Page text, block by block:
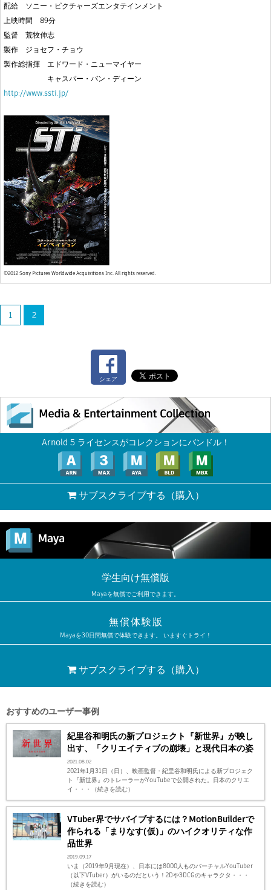
配給 ソニー・ピクチャーズエンタテインメント
上映時間 89分
監督 荒牧伸志
製作 ジョセフ・チョウ
製作総指揮 エドワード・ニューマイヤー
キャスパー・バン・ディーン
http://www.ssti.jp/
©2012 Sony Pictures Worldwide Acquisitions Inc. All rights reserved.
1 2
シェア
Arnold 5 ライセンスがコレクションにバンドル！
サブスクライブする （購入）
学生向け無償版
Mayaを無償でご利用できます。
無償体験版
Mayaを30日間無償で体験できます。 いますぐトライ！
サブスクライブする （購入）
おすすめのユーザー事例
紀里谷和明氏の新プロジェクト『新世界』が映し
出す、「クリエイティブの崩壊」と現代日本の姿
2021.08.02
2021年1月31日（日）、映画監督・紀里谷和明氏による新プロジェク
ト『新世界』のトレーラーがYouTubeで公開された。日本のクリエ
イ・・・（続きを読む）
VTuber界でサバイブするには？MotionBuilderで
作られる「まりなす(仮)」のハイクオリティな作
品世界
2019.09.17
いま（2019年9月現在）、日本には8000人ものバーチャルYouTuber
（以下VTuber）がいるのだという！2Dや3DCGのキャラクタ・・・
（続きを読む）